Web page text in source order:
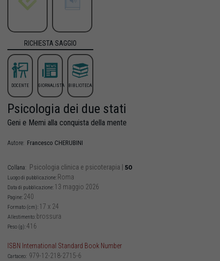
RICHIESTA SAGGIO
DOCENTE GIORNALISTA BIBLIOTECA
Psicologia dei due stati
Geni e Memi alla conquista della mente
Autore: Francesco CHERUBINI
Collana: Psicologia clinica e psicoterapia 50
Luogo di pubblicazione: Roma
Data di pubblicazione: 13 maggio 2026
Pagine: 240
Formato (cm): 17 x 24
Allestimento: brossura
Peso (g):416
ISBN International Standard Book Number
Cartaceo: 979-12-218-2715-6